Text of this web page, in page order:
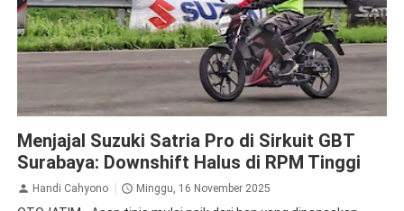
Menjajal Suzuki Satria Pro di Sirkuit GBT
Surabaya: Downshift Halus di RPM Tinggi
Handi Cahyono Minggu, 16 November 2025